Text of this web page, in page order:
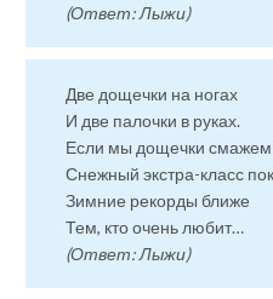
(Ответ: Лыжи)
Две дощечки на ногах
И две палочки в руках.
Если мы дощечки смажем
Снежный экстра-класс
Зимние рекорды ближе
Тем, кто очень любит…
(Ответ: Лыжи)